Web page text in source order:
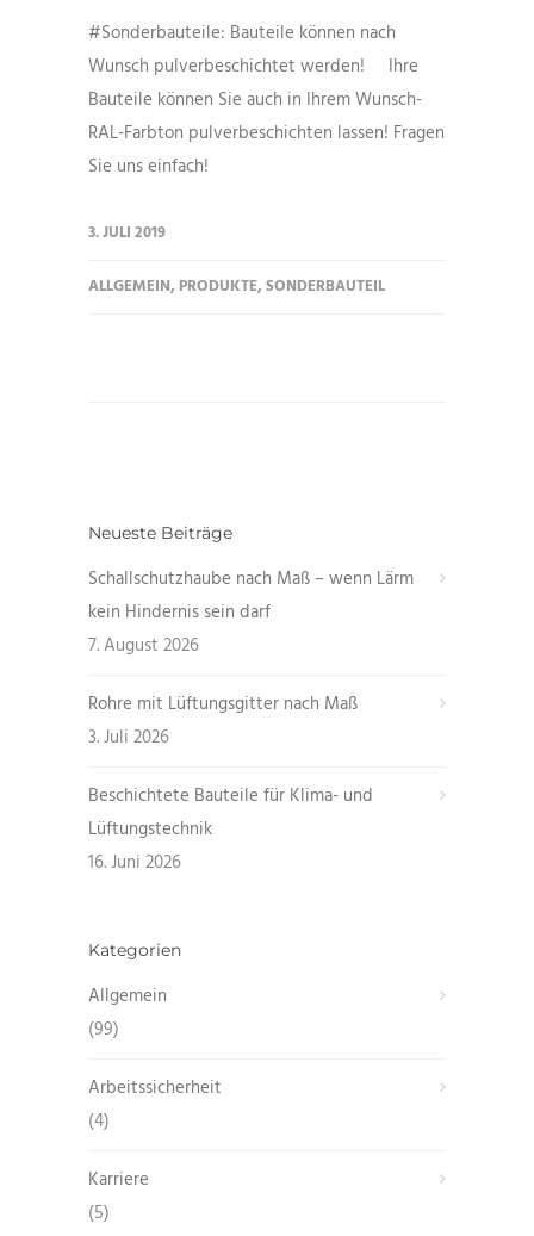
#Sonderbauteile: Bauteile können nach
Wunsch pulverbeschichtet werden! Ihre
Bauteile können Sie auch in Ihrem Wunsch-
RAL-Farbton pulverbeschichten lassen! Fragen
Sie uns einfach!
3. JULI 2019
ALLGEMEIN, PRODUKTE,SONDERBAUTEIL
Neueste Beiträge
Schallschutzhaube nach Maß – wenn Lärm
kein Hindernis sein darf
7. August 2026
Rohre mit Lüftungsgitter nach Maß
3. Juli 2026
Beschichtete Bauteile für Klima- und
Lüftungstechnik
16. Juni 2026
Kategorien
Allgemein
(99)
Arbeitssicherheit
(4)
Karriere
(5)